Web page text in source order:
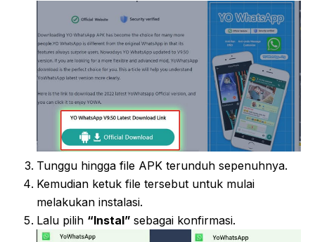
Tunggu hingga file APK terunduh sepenuhnya.
Kemudian ketuk file tersebut untuk mulai
melakukan instalasi.
Lalu pilih “Instal” sebagai konfirmasi.